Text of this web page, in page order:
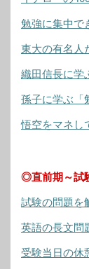
勉強に集中で
東大の有名人
織田信長に学
孫子に学ぶ「
悟空をマネし
◎直前期～試
試験の問題を
英語の長文問
受験当日の休